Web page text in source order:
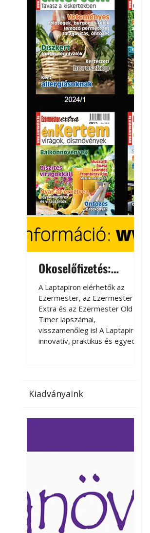
Okoselőfizetés:
Ezermester Extra
A Laptapiron elérhetők az
Ezermester, az Ezermester
Extra és az Ezermester Old
Timer lapszámai,
visszamenőleg is! A Laptapir új,
innovatív, praktikus és egyedi
az otthonában, útközben vagy
elérhetők lapszámaink. Bárhol,
Kiadványaink